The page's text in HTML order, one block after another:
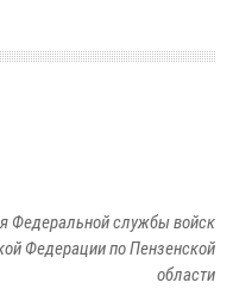
Федеральной службы войск
Федерации по Пензенской
области